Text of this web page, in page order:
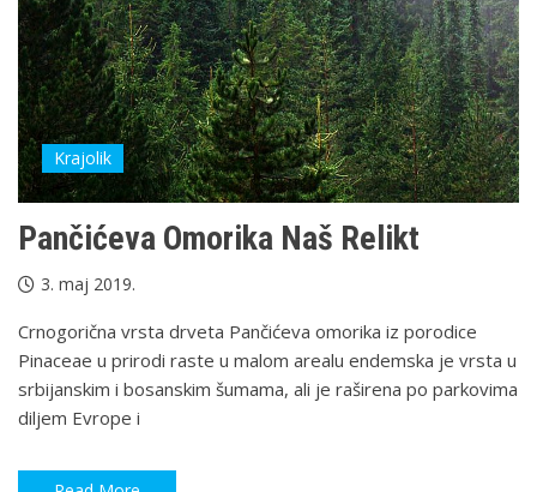
Krajolik
Pančićeva Omorika Naš Relikt
3. maj 2019.
Crnogorična vrsta drveta Pančićeva omorika iz porodice
Pinaceae u prirodi raste u malom arealu endemska je vrsta u
srbijanskim i bosanskim šumama, ali je raširena po parkovima
diljem Evrope i